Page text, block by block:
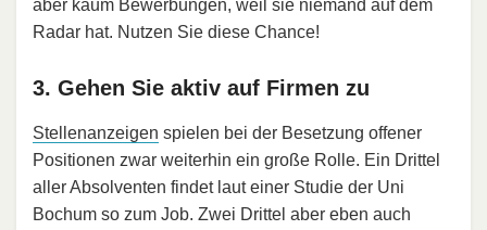
aber kaum Bewerbungen, weil sie niemand auf dem
Radar hat. Nutzen Sie diese Chance!
3. Gehen Sie aktiv auf Firmen zu
Stellenanzeigen spielen bei der Besetzung offener
Positionen zwar weiterhin ein große Rolle. Ein Drittel
aller Absolventen findet laut einer Studie der Uni
Bochum so zum Job. Zwei Drittel aber eben auch